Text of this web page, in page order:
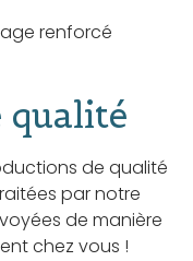
renforcé
qualité
de qualité
par notre
de manière
chez vous !